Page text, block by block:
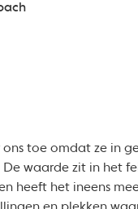
toe omdat ze in
waarde zit in het
heeft het ineens